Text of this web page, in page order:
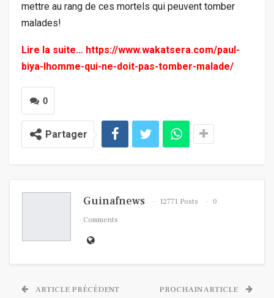
mettre au rang de ces mortels qui peuvent tomber
malades!
Lire la suite… https://www.wakatsera.com/paul-
biya-lhomme-qui-ne-doit-pas-tomber-malade/
0
Partager
Guinafnews 12771 Posts
0
Comments
ARTICLE PRÉCÉDENT PROCHAIN ARTICLE